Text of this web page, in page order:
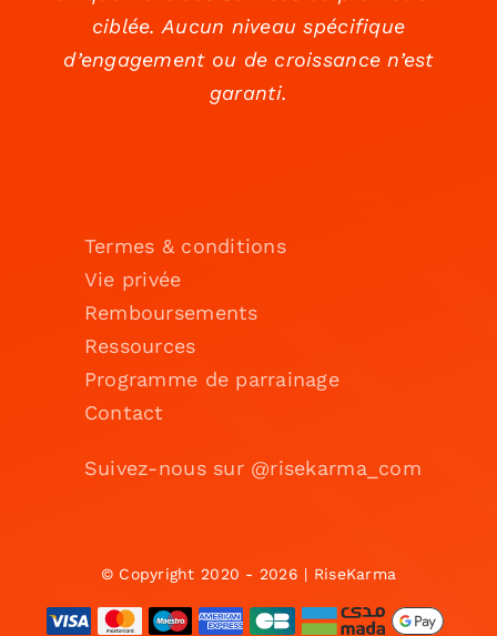
ciblée. Aucun niveau spécifique
d’engagement ou de croissance n’est
garanti.
Termes & conditions
Vie privée
Remboursements
Ressources
Programme de parrainage
Contact
Suivez-nous sur @risekarma_com
© Copyright 2020 - 2026 | RiseKarma